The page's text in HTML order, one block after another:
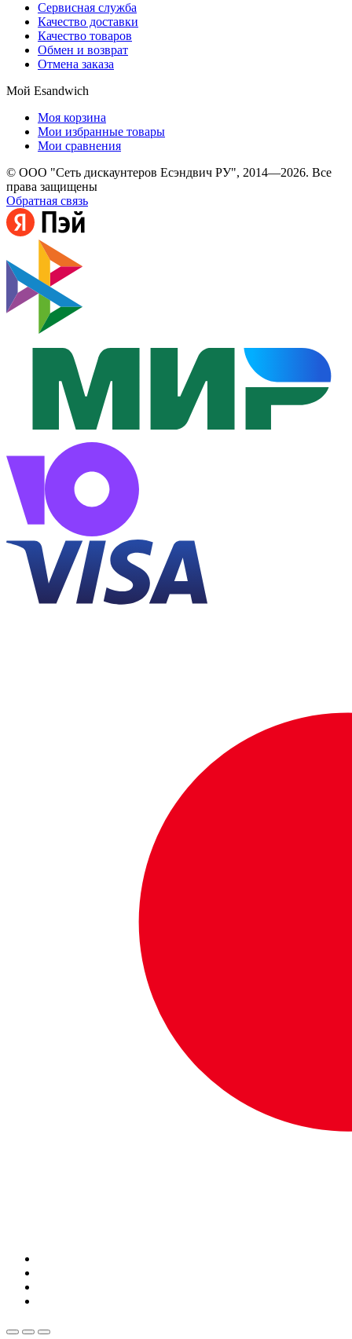
Сервисная служба
Качество доставки
Качество товаров
Обмен и возврат
Отмена заказа
Мой Esandwich
Моя корзина
Мои избранные товары
Мои сравнения
© ООО "Сеть дискаунтеров Есэндвич РУ", 2014—2026. Все
права защищены
Обратная связь